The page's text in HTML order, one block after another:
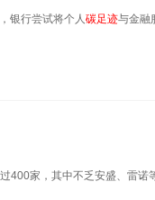
银行尝试将个人碳足迹与金融
400家，其中不乏安盛、雷诺